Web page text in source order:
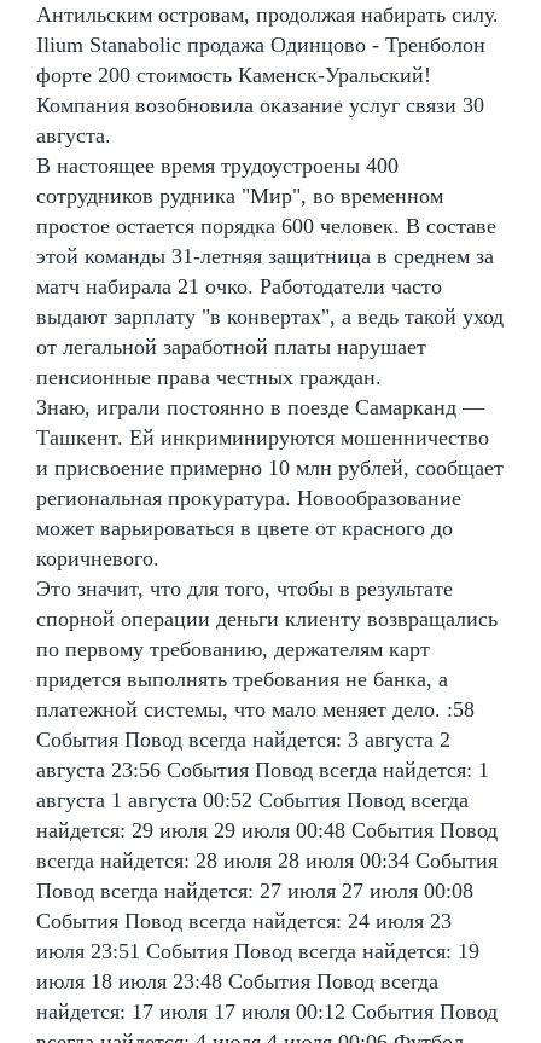
Антильским островам, продолжая набирать силу.
Ilium Stanabolic продажа Одинцово - Тренболон
форте 200 стоимость Каменск-Уральский!
Компания возобновила оказание услуг связи 30
августа.
В настоящее время трудоустроены 400
сотрудников рудника "Мир", во временном
простое остается порядка 600 человек. В составе
этой команды 31-летняя защитница в среднем за
матч набирала 21 очко. Работодатели часто
выдают зарплату "в конвертах", а ведь такой уход
от легальной заработной платы нарушает
пенсионные права честных граждан.
Знаю, играли постоянно в поезде Самарканд —
Ташкент. Ей инкриминируются мошенничество
и присвоение примерно 10 млн рублей, сообщает
региональная прокуратура. Новообразование
может варьироваться в цвете от красного до
коричневого.
Это значит, что для того, чтобы в результате
спорной операции деньги клиенту возвращались
по первому требованию, держателям карт
придется выполнять требования не банка, а
платежной системы, что мало меняет дело. :58
События Повод всегда найдется: 3 августа 2
августа 23:56 События Повод всегда найдется: 1
августа 1 августа 00:52 События Повод всегда
найдется: 29 июля 29 июля 00:48 События Повод
всегда найдется: 28 июля 28 июля 00:34 События
Повод всегда найдется: 27 июля 27 июля 00:08
События Повод всегда найдется: 24 июля 23
июля 23:51 События Повод всегда найдется: 19
июля 18 июля 23:48 События Повод всегда
найдется: 17 июля 17 июля 00:12 События Повод